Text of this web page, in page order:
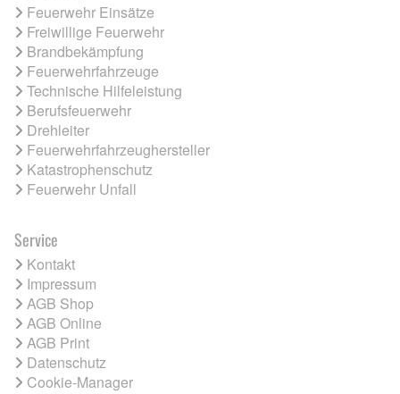
Feuerwehr Einsätze
Freiwillige Feuerwehr
Brandbekämpfung
Feuerwehrfahrzeuge
Technische Hilfeleistung
Berufsfeuerwehr
Drehleiter
Feuerwehrfahrzeughersteller
Katastrophenschutz
Feuerwehr Unfall
Service
Kontakt
Impressum
AGB Shop
AGB Online
AGB Print
Datenschutz
Cookie-Manager